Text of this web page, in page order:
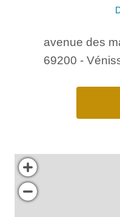
avenue des
69200 -